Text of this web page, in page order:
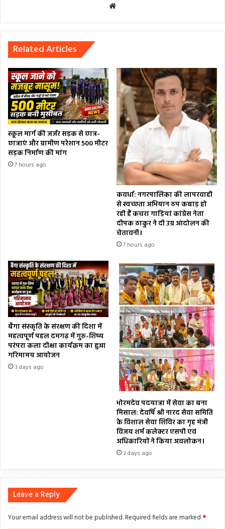
Related Articles
स्कूल मार्ग की जर्जर सड़क से छात्र-
छात्राएं और ग्रामीण परेशान 500 मीटर
सड़क निर्माण की मांग
7 hours ago
कवर्धा: नगरपालिका की लापरवाही
से स्वच्छता अभियान ठप कबाड़ हो
रही हैं कचरा गाड़ियां कांग्रेस नेता
दीपक ठाकुर ने दी उग्र आंदोलन की
चेतावनी।
7 hours ago
बैगा संस्कृति के संरक्षण की दिशा में
महत्वपूर्ण पहल दमगढ़ में गुरु-शिष्य
परंपरा कला दीक्षा कार्यक्रम का हुआ
गरिमामय आयोजन
3 days ago
भोरमदेव पदयात्रा में सेवा का बना
मिसाल: देवर्षि श्री नारद सेवा समिति
के विशाल सेवा शिविर का गृह मंत्री
विजय शर्म कलेक्टर एसपी एवं
अधिकारियों ने किया अवलोकन।
3 days ago
Leave a Reply
Your email address will not be published.Required fields are marked *